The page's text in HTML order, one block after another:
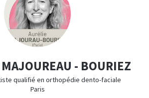
- BOURIEZ
qualifié en orthopédie dento-faciale
Paris